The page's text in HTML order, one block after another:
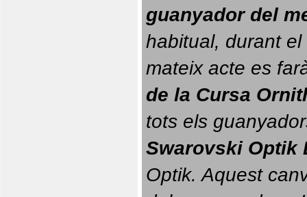
guanyador del
habitual, durant el
mateix acte es
de la Cursa
tots els
Swarovski Optik
Optik. Aquest